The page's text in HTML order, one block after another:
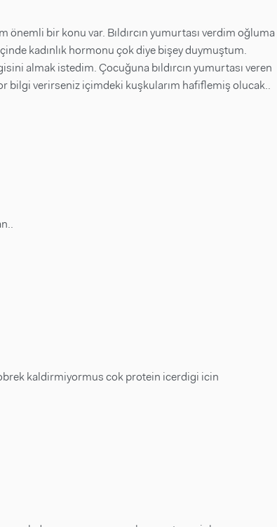
bir konu var. Bıldırcın yumurtası verdim oğluma
kadınlık hormonu çok diye bişey duymuştum.
almak istedim. Çocuğuna bıldırcın yumurtası veren
bilgi verirseniz içimdeki kuşkularım hafiflemiş olucak..
kaldirmiyormus cok protein icerdigi icin